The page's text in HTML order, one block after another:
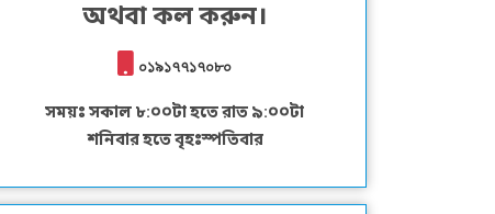
অথবা কল করুন।
০১৯১৭৭১৭০৮০
সময়ঃ সকাল ৮:০০টা হতে রাত ৯:০০টা
শনিবার হতে বৃহঃস্পতিবার